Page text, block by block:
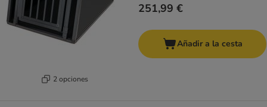
2 opciones
251,99 €
Añadir a la cesta